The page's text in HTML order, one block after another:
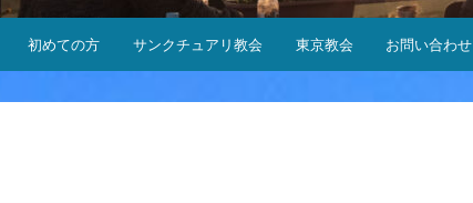
初めての方 サンクチュアリ教会 東京教会 お問い合わせ